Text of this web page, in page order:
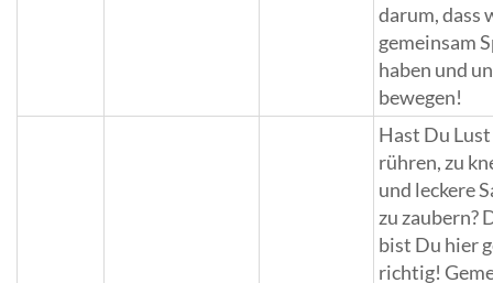
darum, dass
gemeinsam
haben und
bewegen!
Hast Du
rühren, zu
und leckere
zu zaubern?
bist Du hier
richtig!